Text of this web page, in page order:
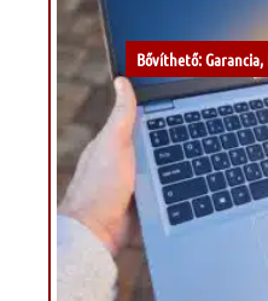
Bővíthető: Garancia,